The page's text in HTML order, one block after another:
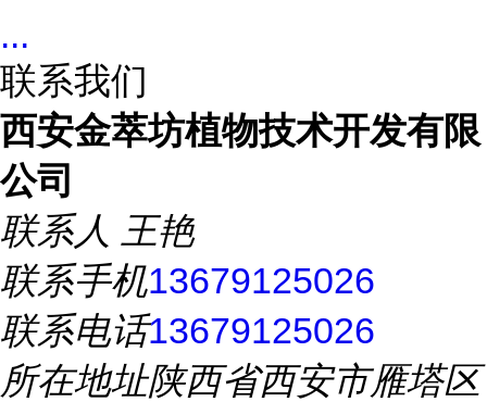
...
联系我们
西安金萃坊植物技术开发有限
公司
联系人 王艳
联系手机13679125026
联系电话13679125026
所在地址陕西省西安市雁塔区